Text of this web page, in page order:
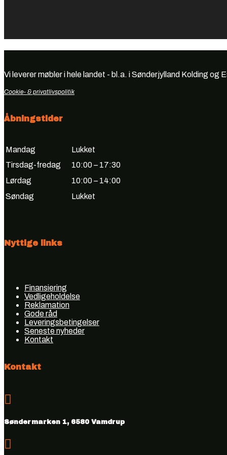
Vi leverer møbler i hele landet - bl.a. i Sønderjylland Kolding og
Cookie- & privatlivspolitik
Åbningstider
Mandag
Lukket
Tirsdag-fredag
10:00 – 17:30
Lørdag
10:00 – 14:00
Søndag
Lukket
Nyttige links
Finansiering
Vedligeholdelse
Reklamation
Gode råd
Leveringsbetingelser
Seneste nyheder
Kontakt
Kontakt

Søndermarken 1, 6580 Vamdrup
